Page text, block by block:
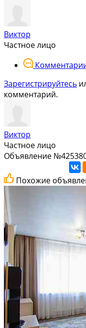
Виктор
Частное лицо
Зарегистрируйтесь
комментарий.
Виктор
Частное лицо
Объявление
Похожие